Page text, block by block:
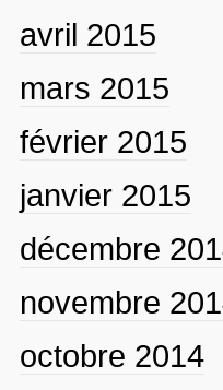
avril 2015
mars 2015
février 2015
janvier 2015
décembre
novembre
octobre 2014